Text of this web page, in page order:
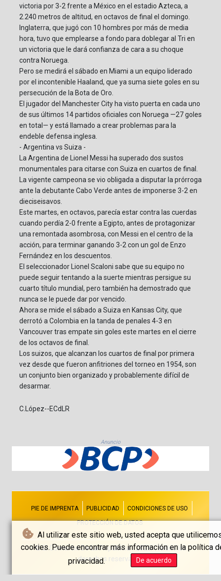
Al utilizar este sitio web, usted acepta que
cookies. Puede encontrar más información en la política
privacidad.
De acuerdo
victoria por 3-2 frente a México en el estadio Azteca, a
2.240 metros de altitud, en octavos de final el domingo.
Inglaterra, que jugó con 10 hombres por más de media
hora, tuvo que emplearse a fondo para doblegar al Tri en
un victoria que le dará confianza de cara a su choque
contra Noruega.
Pero se medirá el sábado en Miami a un equipo liderado
por el incontenible Haaland, que ya suma siete goles en su
persecución de la Bota de Oro.
El jugador del Manchester City ha visto puerta en cada uno
de sus últimos 14 partidos oficiales con Noruega —27 goles
en total— y está llamado a crear problemas para la
endeble defensa inglesa.
- Argentina vs Suiza -
La Argentina de Lionel Messi ha superado dos sustos
monumentales para citarse con Suiza en cuartos de final.
La vigente campeona se vio obligada a disputar la prórroga
ante la debutante Cabo Verde antes de imponerse 3-2 en
dieciseisavos.
Este martes, en octavos, parecía estar contra las cuerdas
cuando perdía 2-0 frente a Egipto, antes de protagonizar
una remontada asombrosa, con Messi en el centro de la
acción, para terminar ganando 3-2 con un gol de Enzo
Fernández en los descuentos.
El seleccionador Lionel Scaloni sabe que su equipo no
puede seguir tentando a la suerte mientras persigue su
cuarto título mundial, pero también ha demostrado que
nunca se le puede dar por vencido.
Ahora se mide el sábado a Suiza en Kansas City, que
derrotó a Colombia en la tanda de penales 4-3 en
Vancouver tras empate sin goles este martes en el cierre
de los octavos de final.
Los suizos, que alcanzan los cuartos de final por primera
vez desde que fueron anfitriones del torneo en 1954, son
un conjunto bien organizado y probablemente difícil de
desarmar.
C.López--ECdLR
Anuncio
PIE DE IMPRENTA PUBLICIDAD CONDICIONES DE USO
PROTECCIÓN DE DATOS
© El Comercio De La República - 2026 - Todos los
derechos reservados